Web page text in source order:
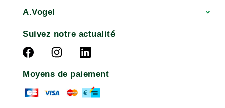
A.Vogel
Suivez notre actualité
Moyens de paiement